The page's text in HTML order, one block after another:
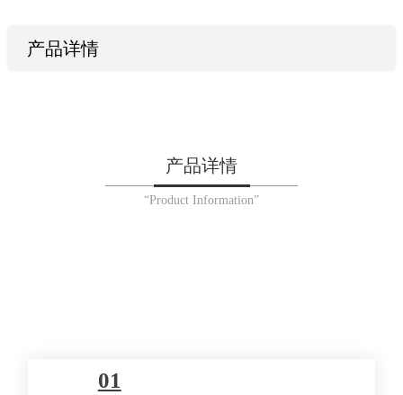
产品详情
“Product Information”
01
产品详情